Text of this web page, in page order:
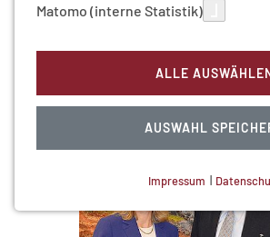
Aktuelle
Matomo (interne Statistik)
ALLE
AUSWAHL
Technisch notwendig.
Impressum |